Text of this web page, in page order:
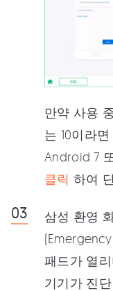
만약 사용
는 10이라면
Android 7
클릭 하여
삼성 환영
패드가 열
기기가 진